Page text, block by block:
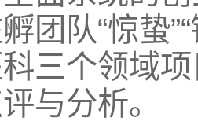
团队“惊蛰
三个领域
与分析。